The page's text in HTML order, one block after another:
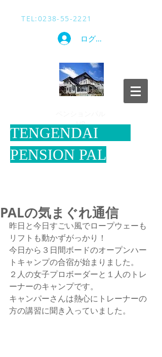
TEL​:0238-55-2221
ログイン
HP
​TENGENDAI
PENSION PAL
PALの気まぐれ通信
昨日と今日すごい風でロープウェーも
リフトも動かずがっかり！
今日から３日間ボードのオープンハー
トキャンプの合宿が始まりました。
２人の女子プロボーダーと１人のトレ
ーナーのキャンプです。
キャンパーさんは熱心にトレーナーの
方の講習に聞き入っていました。